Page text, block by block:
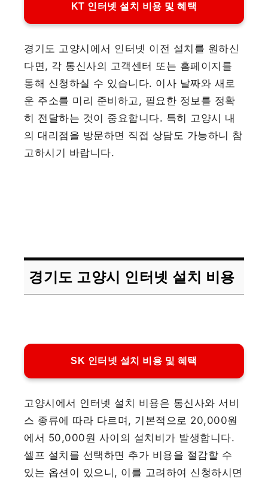
KT 인터넷 설치 비용 및 혜택
경기도 고양시에서 인터넷 이전 설치를 원하신
다면, 각 통신사의 고객센터 또는 홈페이지를
통해 신청하실 수 있습니다. 이사 날짜와 새로
운 주소를 미리 준비하고, 필요한 정보를 정확
히 전달하는 것이 중요합니다. 특히 고양시 내
의 대리점을 방문하면 직접 상담도 가능하니 참
고하시기 바랍니다.
경기도 고양시 인터넷 설치 비용
SK 인터넷 설치 비용 및 혜택
고양시에서 인터넷 설치 비용은 통신사와 서비
스 종류에 따라 다르며, 기본적으로 20,000원
에서 50,000원 사이의 설치비가 발생합니다.
셀프 설치를 선택하면 추가 비용을 절감할 수
있는 옵션이 있으니, 이를 고려하여 신청하시면